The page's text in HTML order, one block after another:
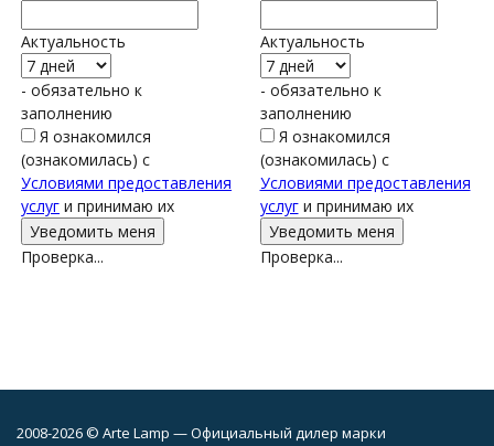
Актуальность
- обязательно к
заполнению
Я ознакомился
(ознакомилась) с
Условиями предоставления
услуг и принимаю их
Проверка...
Актуальность
- обязательно к
заполнению
Я ознакомился
(ознакомилась) с
Условиями предоставления
услуги принимаю их
Проверка...
2008-2026 © Arte Lamp — Официальный дилер марки